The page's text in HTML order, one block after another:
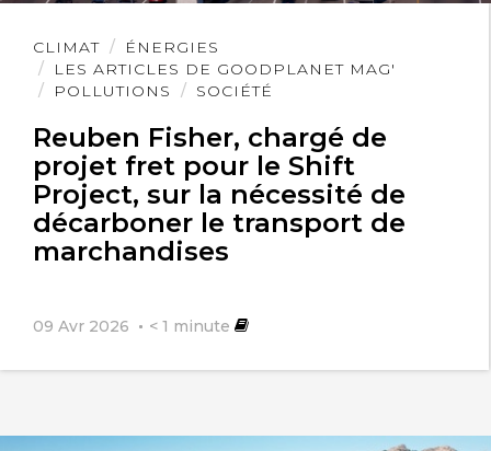
CLIMAT
ÉNERGIES
LES ARTICLES DE GOODPLANET MAG'
POLLUTIONS
SOCIÉTÉ
Reuben Fisher, chargé de
projet fret pour le Shift
Project, sur la nécessité de
décarboner le transport de
marchandises
09 Avr 2026 < 1 minute
Lire
l'article